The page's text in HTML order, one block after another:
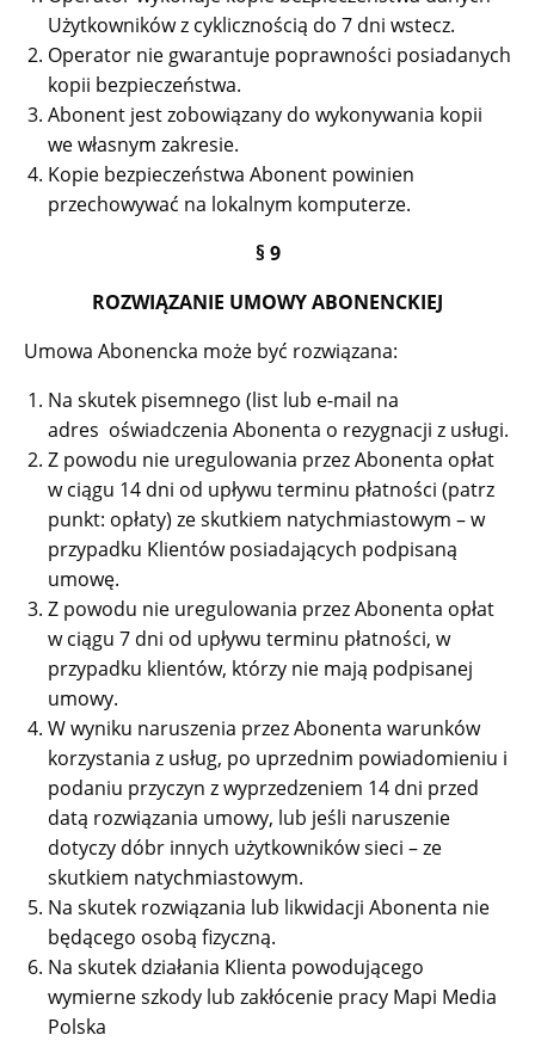
Użytkowników z cyklicznością do 7 dni wstecz.
Operator nie gwarantuje poprawności posiadanych
kopii bezpieczeństwa.
Abonent jest zobowiązany do wykonywania kopii
we własnym zakresie.
Kopie bezpieczeństwa Abonent powinien
przechowywać na lokalnym komputerze.
§ 9
ROZWIĄZANIE UMOWY ABONENCKIEJ
Umowa Abonencka może być rozwiązana:
Na skutek pisemnego (list lub e-mail na
adres oświadczenia Abonenta o rezygnacji z usługi.
Z powodu nie uregulowania przez Abonenta opłat
w ciągu 14 dni od upływu terminu płatności (patrz
punkt: opłaty) ze skutkiem natychmiastowym – w
przypadku Klientów posiadających podpisaną
umowę.
Z powodu nie uregulowania przez Abonenta opłat
w ciągu 7 dni od upływu terminu płatności, w
przypadku klientów, którzy nie mają podpisanej
umowy.
W wyniku naruszenia przez Abonenta warunków
korzystania z usług, po uprzednim powiadomieniu i
podaniu przyczyn z wyprzedzeniem 14 dni przed
datą rozwiązania umowy, lub jeśli naruszenie
dotyczy dóbr innych użytkowników sieci – ze
skutkiem natychmiastowym.
Na skutek rozwiązania lub likwidacji Abonenta nie
będącego osobą fizyczną.
Na skutek działania Klienta powodującego
wymierne szkody lub zakłócenie pracy Mapi Media
Polska